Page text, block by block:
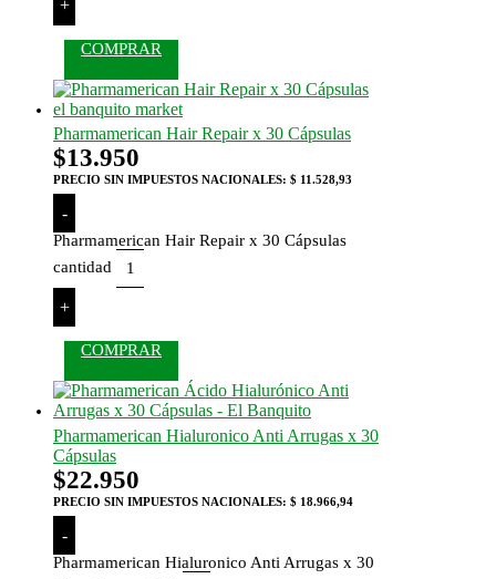
+
COMPRAR
Pharmamerican Hair Repair x 30 Cápsulas
$13.950
PRECIO SIN IMPUESTOS NACIONALES: $ 11.528,93
-
Pharmamerican Hair Repair x 30 Cápsulas
cantidad
+
COMPRAR
Pharmamerican Hialuronico Anti Arrugas x 30
Cápsulas
$22.950
PRECIO SIN IMPUESTOS NACIONALES: $ 18.966,94
-
Pharmamerican Hialuronico Anti Arrugas x 30